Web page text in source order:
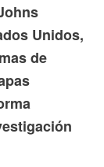
Unidos,
de